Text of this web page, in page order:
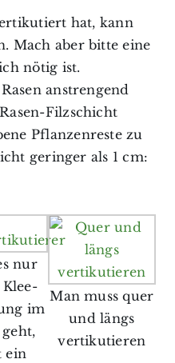
hat, kann
Mach aber bitte eine
nötig ist.
anstrengend
Filzschicht
Pflanzenreste zu
geringer als 1 cm:
nur
im
ein
Man muss quer
und längs
vertikutieren